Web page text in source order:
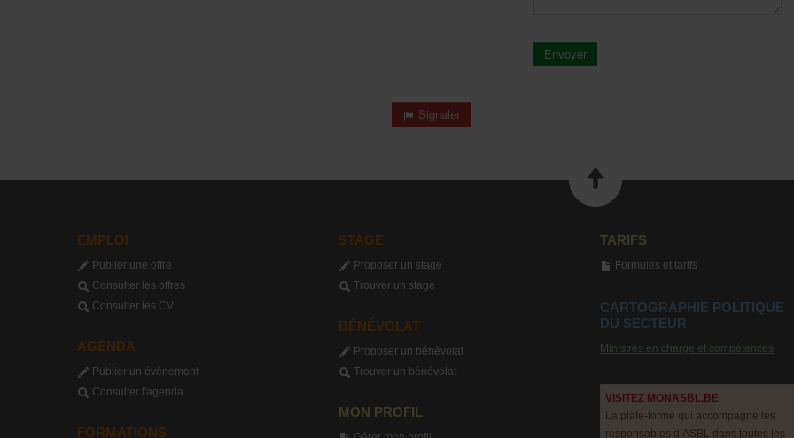
Envoyer
Signaler
EMPLOI
Publier une offre
Consulter les offres
Consulter les CV
AGENDA
Publier un événement
Consulter l'agenda
FORMATIONS
STAGE
Proposer un stage
Trouver un stage
BÉNÉVOLAT
Proposer un bénévolat
Trouver un bénévolat
MON PROFIL
TARIFS
Formules et tarifs
CARTOGRAPHIE POLITIQUE
DU SECTEUR
Ministres en charge et compétences
VISITEZ MONASBL.BE
La plate-forme qui accompagne les
responsables d’ASBL dans toutes les